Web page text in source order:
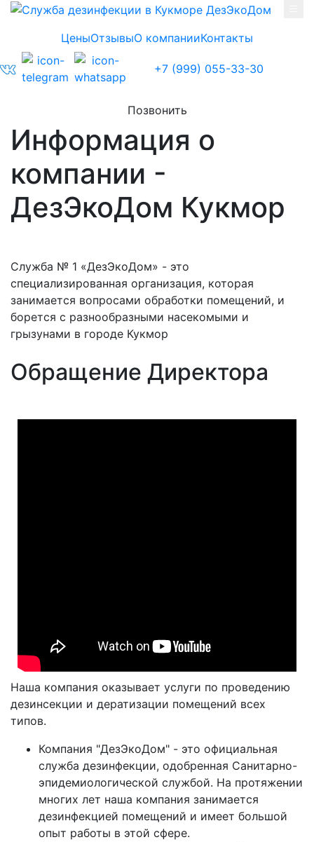
Skip to main content
ЦеныОтзывыО компанииКонтакты
+7 (999) 055-33-30
Позвонить
Информация о
компании -
ДезЭкоДом Кукмор
Служба № 1 «ДезЭкоДом» - это
специализированная организация, которая
занимается вопросами обработки помещений, и
борется с разнообразными насекомыми и
грызунами в городе Кукмор
Обращение Директора
Наша компания оказывает услуги по проведению
дезинсекции и дератизации помещений всех
типов.
Компания "ДезЭкоДом" - это официальная
служба дезинфекции, одобренная Санитарно-
эпидемиологической службой. На протяжении
многих лет наша компания занимается
дезинфекцией помещений и имеет большой
опыт работы в этой сфере.